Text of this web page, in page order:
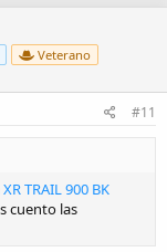
Veterano
#11
TRAIL 900 BK
cuento las